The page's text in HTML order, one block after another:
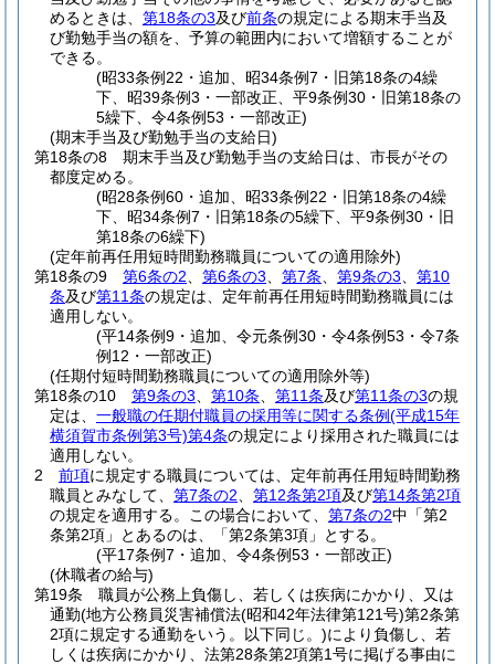
めるときは、 第18条の3及び前条の規定による期末手当及
び勤勉手当の額を、予算の範囲内において増額することが
できる。
(昭33条例22・追加、昭34条例7・旧第18条の4繰
下、昭39条例3・一部改正、平9条例30・旧第18条の
5繰下、令4条例53・一部改正)
(期末手当及び勤勉手当の支給日)
第18条の8
期末手当及び勤勉手当の支給日は、市長がその
都度定める。
(昭28条例60・追加、昭33条例22・旧第18条の4繰
下、昭34条例7・旧第18条の5繰下、平9条例30・旧
第18条の6繰下)
(定年前再任用短時間勤務職員についての適用除外)
第18条の9
第6条の2 第6条の3 第7条 第9条の3
第10
条及び第11条の規定は、定年前再任用短時間勤務職員には
適用しない。
(平14条例9・追加、令元条例30・令4条例53・令7条
例12・一部改正)
(任期付短時間勤務職員についての適用除外等)
第18条の10
第9条の3 第10条 第11条及び第11条の3の規
定は、 一般職の任期付職員の採用等に関する条例(平成15年
横須賀市条例第3号)第4条の規定により採用された職員には
適用しない。
2
前項に規定する職員については、定年前再任用短時間勤務
職員とみなして、 第7条の2 第12条第2項及び第14条第2項
の規定を適用する。
この場合において、 第7条の2中「第2
条第2項」とあるのは、「第2条第3項」とする。
(平17条例7・追加、令4条例53・一部改正)
(休職者の給与)
第19条
職員が公務上負傷し、若しくは疾病にかかり、又は
通勤(地方公務員災害補償法(昭和42年法律第121号)第2条第
2項に規定する通勤をいう。以下同じ。)により負傷し、若
しくは疾病にかかり、法第28条第2項第1号に掲げる事由に